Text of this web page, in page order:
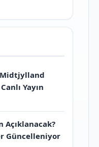
Midtjylland
Yayın
Açıklanacak?
Güncelleniyor